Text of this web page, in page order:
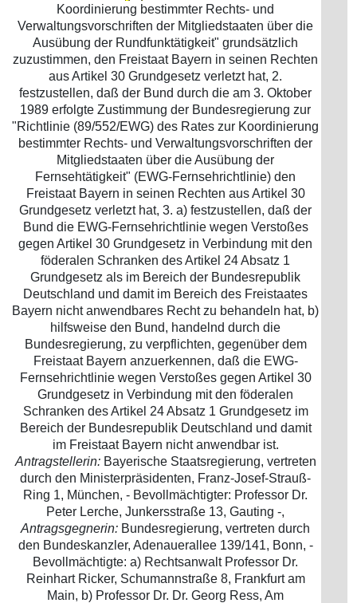
Koordinierung bestimmter Rechts- und
Verwaltungsvorschriften der Mitgliedstaaten über die
Ausübung der Rundfunktätigkeit" grundsätzlich
zuzustimmen, den Freistaat Bayern in seinen Rechten
aus Artikel 30 Grundgesetz verletzt hat, 2.
festzustellen, daß der Bund durch die am 3. Oktober
1989 erfolgte Zustimmung der Bundesregierung zur
"Richtlinie (89/552/EWG) des Rates zur Koordinierung
bestimmter Rechts- und Verwaltungsvorschriften der
Mitgliedstaaten über die Ausübung der
Fernsehtätigkeit" (EWG-Fernsehrichtlinie) den
Freistaat Bayern in seinen Rechten aus Artikel 30
Grundgesetz verletzt hat, 3. a) festzustellen, daß der
Bund die EWG-Fernsehrichtlinie wegen Verstoßes
gegen Artikel 30 Grundgesetz in Verbindung mit den
föderalen Schranken des Artikel 24 Absatz 1
Grundgesetz als im Bereich der Bundesrepublik
Deutschland und damit im Bereich des Freistaates
Bayern nicht anwendbares Recht zu behandeln hat, b)
hilfsweise den Bund, handelnd durch die
Bundesregierung, zu verpflichten, gegenüber dem
Freistaat Bayern anzuerkennen, daß die EWG-
Fernsehrichtlinie wegen Verstoßes gegen Artikel 30
Grundgesetz in Verbindung mit den föderalen
Schranken des Artikel 24 Absatz 1 Grundgesetz im
Bereich der Bundesrepublik Deutschland und damit
im Freistaat Bayern nicht anwendbar ist.
Antragstellerin:Bayerische Staatsregierung, vertreten
durch den Ministerpräsidenten, Franz-Josef-Strauß-
Ring 1, München, - Bevollmächtigter: Professor Dr.
Peter Lerche, Junkersstraße 13, Gauting -,
Antragsgegnerin: Bundesregierung, vertreten durch
den Bundeskanzler, Adenauerallee 139/141, Bonn, -
Bevollmächtigte: a) Rechtsanwalt Professor Dr.
Reinhart Ricker, Schumannstraße 8, Frankfurt am
Main, b) Professor Dr. Dr. Georg Ress, Am